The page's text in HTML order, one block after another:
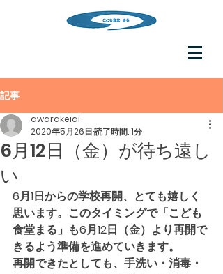
記事
6月12日（金）が待ち遠し
い
awarakeiai
2020年5月26日読了時間: 1分
6月1日からの学校再開、とても嬉しく
思います。このタイミングで「こども
食堂まる」も6月12日（金）より再開で
きるよう準備を進めていきます。
再開できたとしても、手洗い・消毒・